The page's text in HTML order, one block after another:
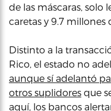
de las máscaras, solo
caretas y 9.7 millones
Distinto a la
Rico, el estado no
aunque sí adelantó
otros suplidores que
aquí, los bancos